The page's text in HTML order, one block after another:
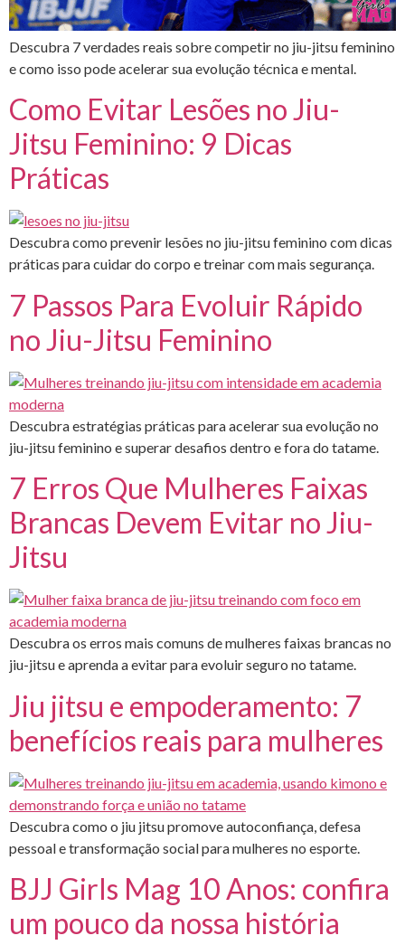
Descubra 7 verdades reais sobre competir no jiu-jitsu feminino
e como isso pode acelerar sua evolução técnica e mental.
Como Evitar Lesões no Jiu-
Jitsu Feminino: 9 Dicas
Práticas
Descubra como prevenir lesões no jiu-jitsu feminino com dicas
práticas para cuidar do corpo e treinar com mais segurança.
7 Passos Para Evoluir Rápido
no Jiu-Jitsu Feminino
Descubra estratégias práticas para acelerar sua evolução no
jiu-jitsu feminino e superar desafios dentro e fora do tatame.
7 Erros Que Mulheres Faixas
Brancas Devem Evitar no Jiu-
Jitsu
Descubra os erros mais comuns de mulheres faixas brancas no
jiu-jitsu e aprenda a evitar para evoluir seguro no tatame.
Jiu jitsu e empoderamento: 7
benefícios reais para mulheres
Descubra como o jiu jitsu promove autoconfiança, defesa
pessoal e transformação social para mulheres no esporte.
BJJ Girls Mag 10 Anos: confira
um pouco da nossa história